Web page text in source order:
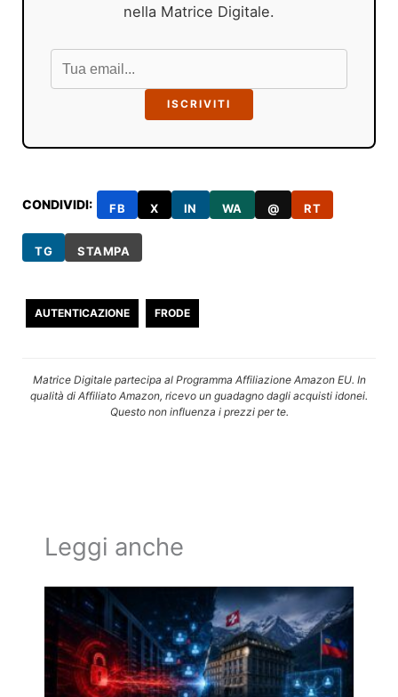
nella Matrice Digitale.
ISCRIVITI
CONDIVIDI: FB X IN WA @ RT
TG STAMPA
AUTENTICAZIONE FRODE
Matrice Digitale partecipa al Programma Affiliazione Amazon EU. In
qualità di Affiliato Amazon, ricevo un guadagno dagli acquisti idonei.
Questo non influenza i prezzi per te.
Leggi anche